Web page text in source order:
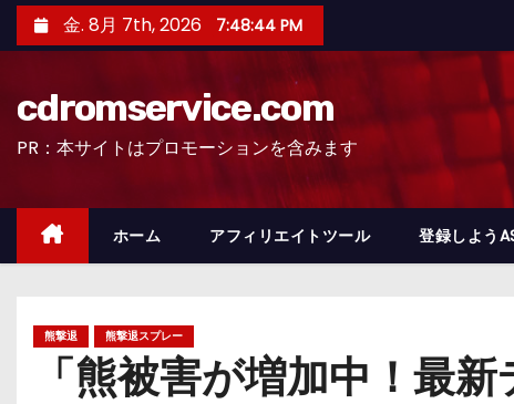
ン
ッ
金. 8月 7th, 2026 7:48:46 PM
cdromservice.com
PR：本サイトはプロモーションを含みます
ホーム アフィリエイトツール 登録しよう
熊撃退 熊撃退スプレー
「熊被害が増加中！最